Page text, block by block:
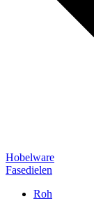
Hobelware
Fasedielen
Roh